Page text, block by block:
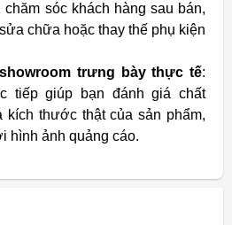
chăm sóc khách hàng sau bán,
chữa hoặc thay thế phụ kiện
trưng bày thực tế:
tiếp giúp bạn đánh giá chất
kích thước thật của sản phẩm,
hình ảnh quảng cáo.